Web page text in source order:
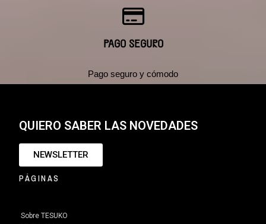
PAGO SEGURO
Pago seguro y cómodo
QUIERO SABER LAS NOVEDADES
NEWSLETTER
PÁGINAS
Sobre TESUKO